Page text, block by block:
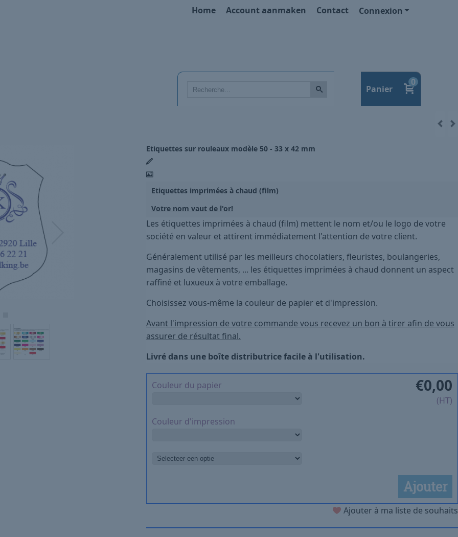
Connexion
Home Account aanmaken Contact
Panier
0
Etiquettes sur rouleaux modèle 50 - 33 x 42 mm
Etiquettes imprimées à chaud (film)
Votre nom vaut de l'or!
Les étiquettes imprimées à chaud (film) mettent le nom et/ou le logo de votre
société en valeur et attirent immédiatement l'attention de votre client.
Généralement utilisé par les meilleurs chocolatiers, fleuristes, boulangeries,
magasins de vêtements, ... les étiquettes imprimées à chaud donnent un aspect
raffiné et luxueux à votre emballage.
Choisissez vous-même la couleur de papier et d'impression.
Avant l'impression de votre commande vous recevez un bon à tirer afin de vous
assurer de résultat final.
Livré dans une boîte distributrice facile à l'utilisation.
€0,00
(HT)
Couleur du papier
Couleur d'impression
Ajouter
Ajouter à ma liste de souhaits